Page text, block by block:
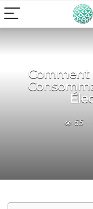
Comment
55